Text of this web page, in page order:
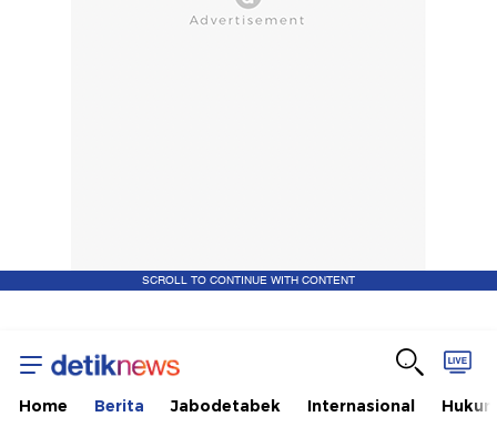
SCROLL TO CONTINUE WITH CONTENT
Home Berita Jabodetabek Internasional